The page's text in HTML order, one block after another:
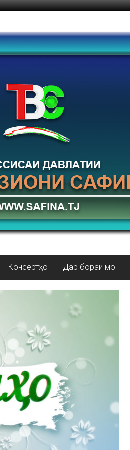
Консертҳо Дар бораи мо